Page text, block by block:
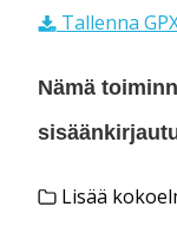
Tallenna
Nämä
Lisää